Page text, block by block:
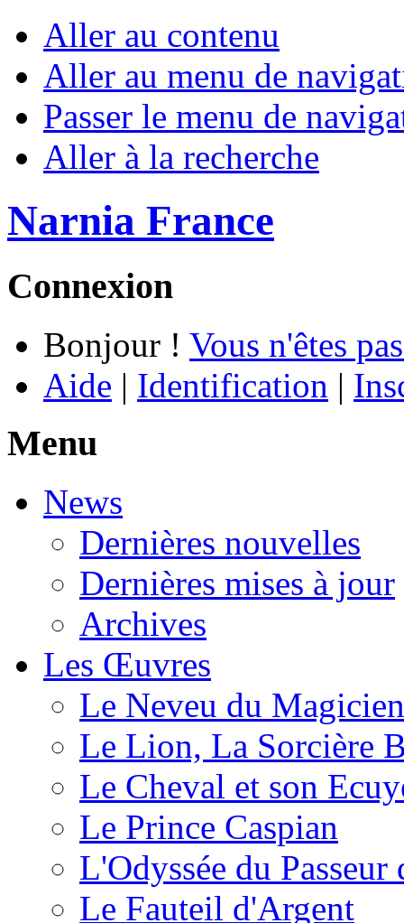
Aller au contenu
Aller au menu de
Passer le menu de
Aller à la recherche
Narnia France
Connexion
Bonjour ! Vous n'êtes
Aide | Identification |
Menu
News
Dernières nouvelles
Dernières mises à jour
Archives
Les Œuvres
Le Neveu du Magicien
Le Lion, La Sorcière
Le Cheval et son
Le Prince Caspian
L'Odyssée du
Le Fauteil d'Argent